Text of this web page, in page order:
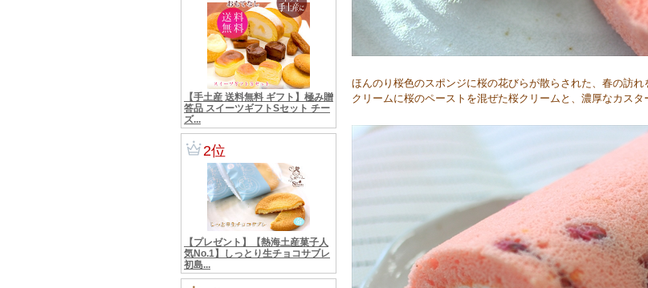
ほんのり桜色のスポンジに桜の花びらが散らされた、春の訪
クリームに桜のペーストを混ぜた桜クリームと、濃厚なカス